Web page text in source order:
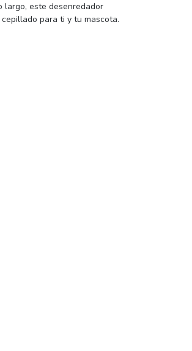
largo, este desenredador
para ti y tu mascota.